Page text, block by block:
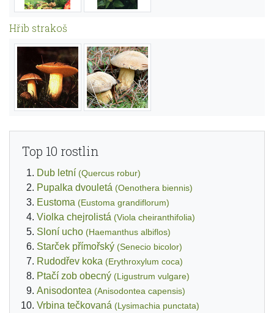
Hřib strakoš
Top 10 rostlin
Dub letní (Quercus robur)
Pupalka dvouletá (Oenothera biennis)
Eustoma (Eustoma grandiflorum)
Violka chejrolistá (Viola cheiranthifolia)
Sloní ucho (Haemanthus albiflos)
Starček přímořský (Senecio bicolor)
Rudodřev koka (Erythroxylum coca)
Ptačí zob obecný (Ligustrum vulgare)
Anisodontea (Anisodontea capensis)
Vrbina tečkovaná (Lysimachia punctata)